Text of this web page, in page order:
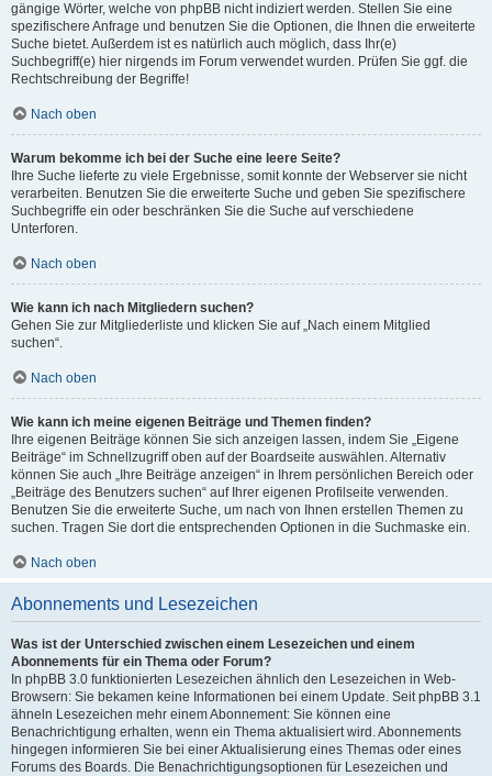
gängige Wörter, welche von phpBB nicht indiziert werden. Stellen Sie eine
spezifischere Anfrage und benutzen Sie die Optionen, die Ihnen die erweiterte
Suche bietet. Außerdem ist es natürlich auch möglich, dass Ihr(e)
Suchbegriff(e) hier nirgends im Forum verwendet wurden. Prüfen Sie ggf. die
Rechtschreibung der Begriffe!
Nach oben
Warum bekomme ich bei der Suche eine leere Seite?
Ihre Suche lieferte zu viele Ergebnisse, somit konnte der Webserver sie nicht
verarbeiten. Benutzen Sie die erweiterte Suche und geben Sie spezifischere
Suchbegriffe ein oder beschränken Sie die Suche auf verschiedene
Unterforen.
Nach oben
Wie kann ich nach Mitgliedern suchen?
Gehen Sie zur Mitgliederliste und klicken Sie auf „Nach einem Mitglied
suchen“.
Nach oben
Wie kann ich meine eigenen Beiträge und Themen finden?
Ihre eigenen Beiträge können Sie sich anzeigen lassen, indem Sie „Eigene
Beiträge“ im Schnellzugriff oben auf der Boardseite auswählen. Alternativ
können Sie auch „Ihre Beiträge anzeigen“ in Ihrem persönlichen Bereich oder
„Beiträge des Benutzers suchen“ auf Ihrer eigenen Profilseite verwenden.
Benutzen Sie die erweiterte Suche, um nach von Ihnen erstellen Themen zu
suchen. Tragen Sie dort die entsprechenden Optionen in die Suchmaske ein.
Nach oben
Abonnements und Lesezeichen
Was ist der Unterschied zwischen einem Lesezeichen und einem
Abonnements für ein Thema oder Forum?
In phpBB 3.0 funktionierten Lesezeichen ähnlich den Lesezeichen in Web-
Browsern: Sie bekamen keine Informationen bei einem Update. Seit phpBB 3.1
ähneln Lesezeichen mehr einem Abonnement: Sie können eine
Benachrichtigung erhalten, wenn ein Thema aktualisiert wird. Abonnements
hingegen informieren Sie bei einer Aktualisierung eines Themas oder eines
Forums des Boards. Die Benachrichtigungsoptionen für Lesezeichen und